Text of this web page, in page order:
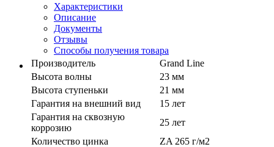
Характеристики
Описание
Документы
Отзывы
Способы получения товара
Производитель
Grand Line
Высота волны
23 мм
Высота ступеньки
21 мм
Гарантия на внешний вид
15 лет
Гарантия на сквозную
коррозию
25 лет
Количество цинка
ZA 265 г/м2